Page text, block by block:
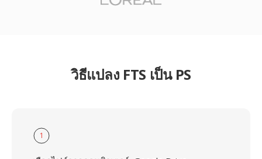
วิธีแปลง FTS เป็น PS
1